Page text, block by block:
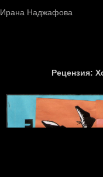
Ирана Наджафова
Рецензия: